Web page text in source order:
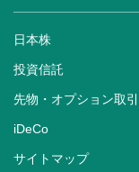
日本株
投資信託
先物・オプション取引
iDeCo
サイトマップ